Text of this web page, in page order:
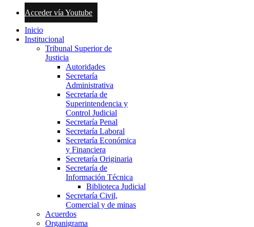
Acceder vía Youtube
Inicio
Institucional
Tribunal Superior de
Justicia
Autoridades
Secretaría
Administrativa
Secretaría de
Superintendencia y
Control Judicial
Secretaría Penal
Secretaría Laboral
Secretaría Económica
y Financiera
Secretaría Originaria
Secretaría de
Información Técnica
Biblioteca Judicial
Secretaría Civil,
Comercial y de minas
Acuerdos
Organigrama